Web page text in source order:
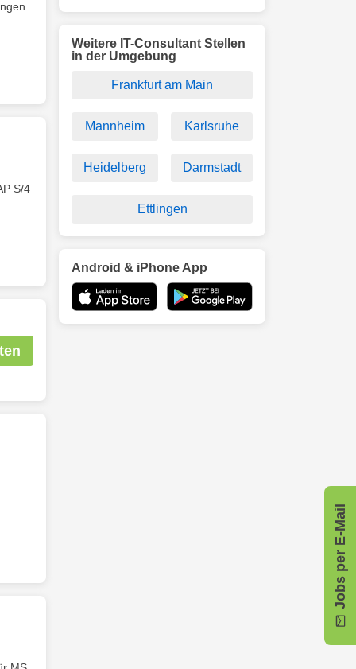
S/4
Jobs per E-Mail
Weitere IT-Consultant Stellen
in der Umgebung
Frankfurt am Main
Mannheim Karlsruhe
Heidelberg Darmstadt
Ettlingen
Android & iPhone App